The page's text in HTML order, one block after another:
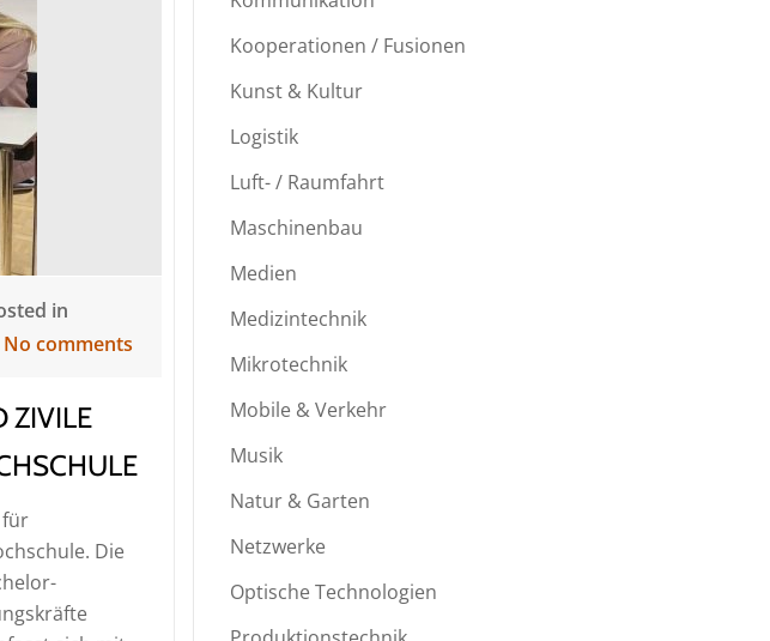
Bevölkerungsschutz
in
No comments
ZIVILE
für
Die
Kooperationen / Fusionen
Kunst & Kultur
Logistik
Luft- / Raumfahrt
Maschinenbau
Medien
Medizintechnik
Mikrotechnik
Mobile & Verkehr
Musik
Natur & Garten
Netzwerke
Optische Technologien